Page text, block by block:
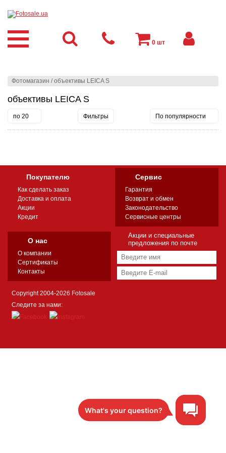
Фотомагазин /объективы LEICA S
объективы LEICA S
по 20 Фильтры По популярности
0 шт
Покупателю
Как сделать заказ
Доставка и оплата
Акции
Кредит
Сервис
Гарантия
Возврат и обмен
Законодательство
Сервисные центры
О нас
О компании
Сертификаты
Контакты
Акции и специальные
предложения по почте
Copyright 2004-2026 Fotosale
Следите за нами: